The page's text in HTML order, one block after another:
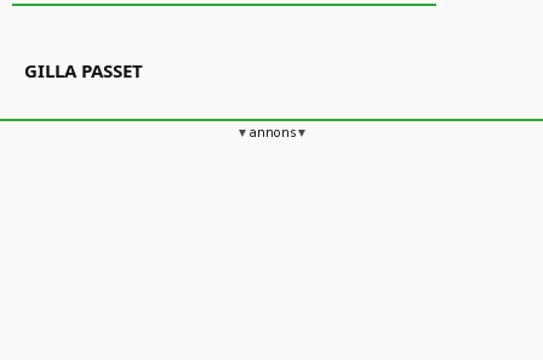
GILLA PASSET
annons